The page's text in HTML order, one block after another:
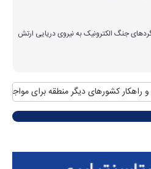
جنگ الکترونیک به نیروی دریایی ارتش
کشورهای دیگر منطقه برای مواجهه با